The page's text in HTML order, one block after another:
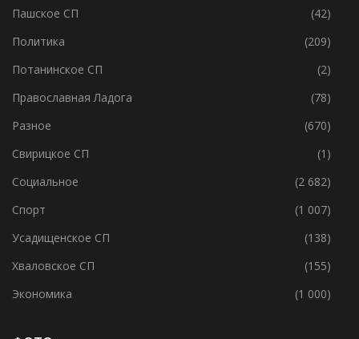
Образование
(1 055)
Пашское СП
(42)
Политика
(209)
Потанинское СП
(2)
Православная Ладога
(78)
Разное
(670)
Свирицкое СП
(1)
Социальное
(2 682)
Спорт
(1 007)
Усадищенское СП
(138)
Хваловское СП
(155)